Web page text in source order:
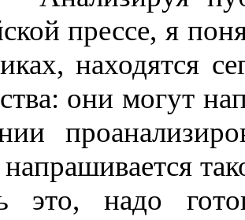
прессе, я
находятся
они могут
это, надо